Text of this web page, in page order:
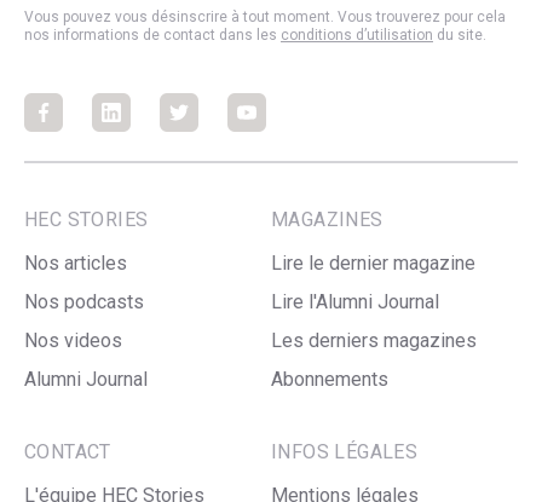
Vous pouvez vous désinscrire à tout moment. Vous trouverez pour cela
nos informations de contact dans les conditions d’utilisation du site.
FacebookFacebookFacebookFacebook
HEC STORIES
Nos articles
Nos podcasts
Nos videos
Alumni Journal
MAGAZINES
Lire le dernier magazine
Lire l'Alumni Journal
Les derniers magazines
Abonnements
CONTACT
L'équipe HEC Stories
INFOS LÉGALES
Mentions légales